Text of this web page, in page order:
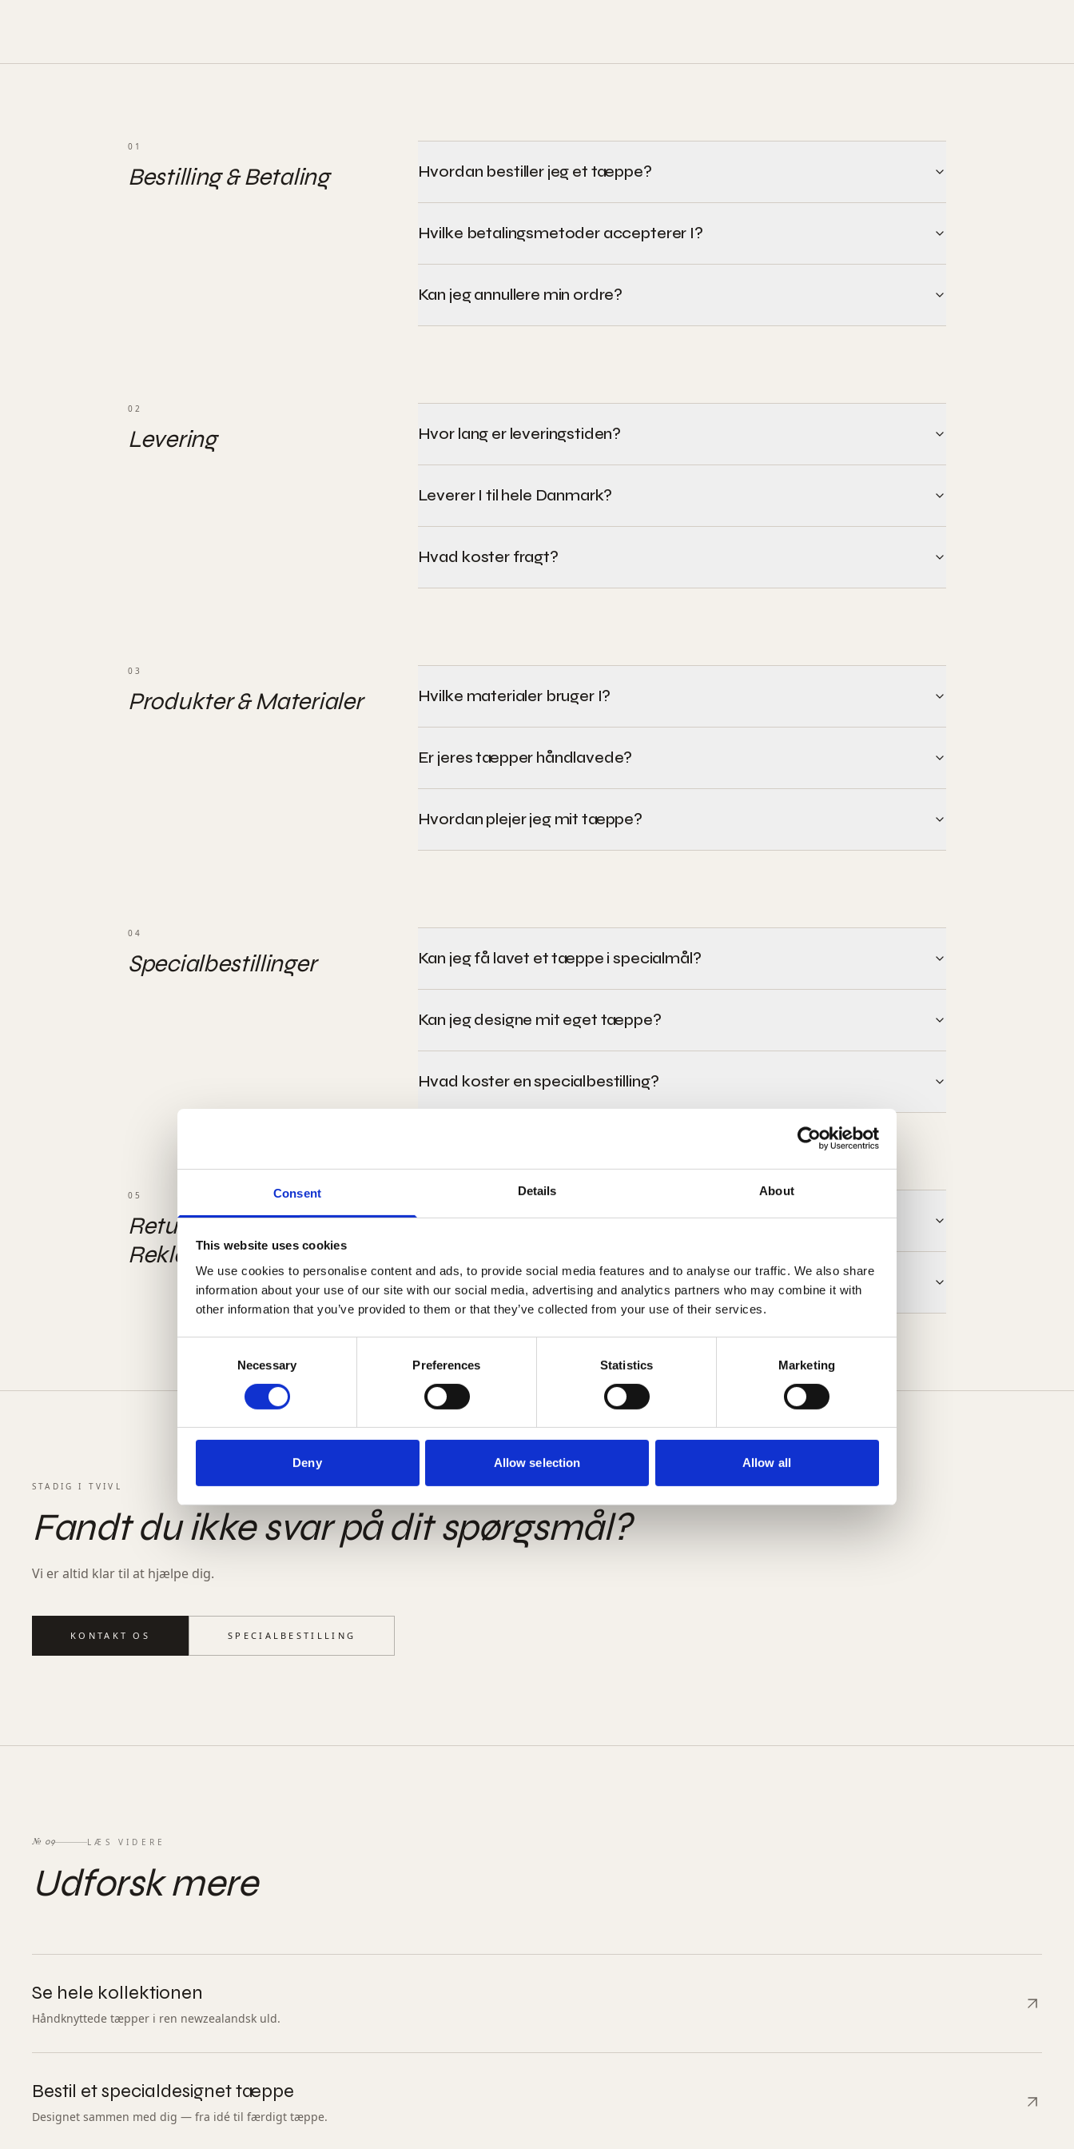
Consent Details About
This website uses cookies
We use cookies to personalise content and ads, to provide social media features and to analyse our traffic. We also share
information about your use of our site with our social media, advertising and analytics partners who may combine it with
other information that you’ve provided to them or that they’ve collected from your use of their services.
Necessary Preferences Statistics Marketing
Deny Allow selection Allow all
01
Bestilling & Betaling Hvordan bestiller jeg et tæppe?
Hvilke betalingsmetoder accepterer I?
Kan jeg annullere min ordre?
02
Levering Hvor lang er leveringstiden?
Leverer I til hele Danmark?
Hvad koster fragt?
03
Produkter & Materialer Hvilke materialer bruger I?
Er jeres tæpper håndlavede?
Hvordan plejer jeg mit tæppe?
04
Specialbestillinger Kan jeg få lavet et tæppe i specialmål?
Kan jeg designe mit eget tæppe?
Hvad koster en specialbestilling?
05
Returnering &
Reklamation
Kan jeg returnere mit tæppe?
Hvad gør jeg, hvis mit tæppe er beskadiget?
​STADIG I TVIVL
Fandt du ikke svar på dit spørgsmål?
Vi er altid klar til at hjælpe dig.
KONTAKT OS SPECIALBESTILLING
№ 09 LÆS VIDERE
Udforsk mere
Se hele kollektionen
Håndknyttede tæpper i ren newzealandsk uld.
Bestil et specialdesignet tæppe
Designet sammen med dig — fra idé til færdigt tæppe.